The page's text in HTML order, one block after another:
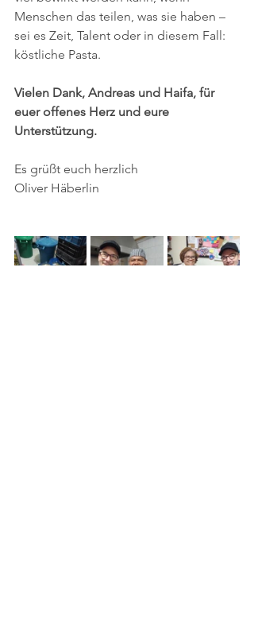
Menschen das teilen, was sie haben –
sei es Zeit, Talent oder in diesem Fall:
köstliche Pasta.
Vielen Dank, Andreas und Haifa, für
euer offenes Herz und eure
Unterstützung.
Es grüßt euch herzlich
Oliver Häberlin